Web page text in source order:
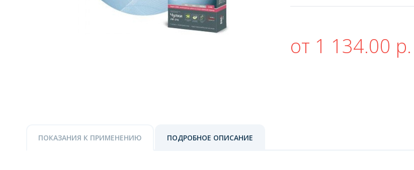
от 1 134.00 р.
ПОКАЗАНИЯ К ПРИМЕНЕНИЮ ПОДРОБНОЕ ОПИСАНИЕ